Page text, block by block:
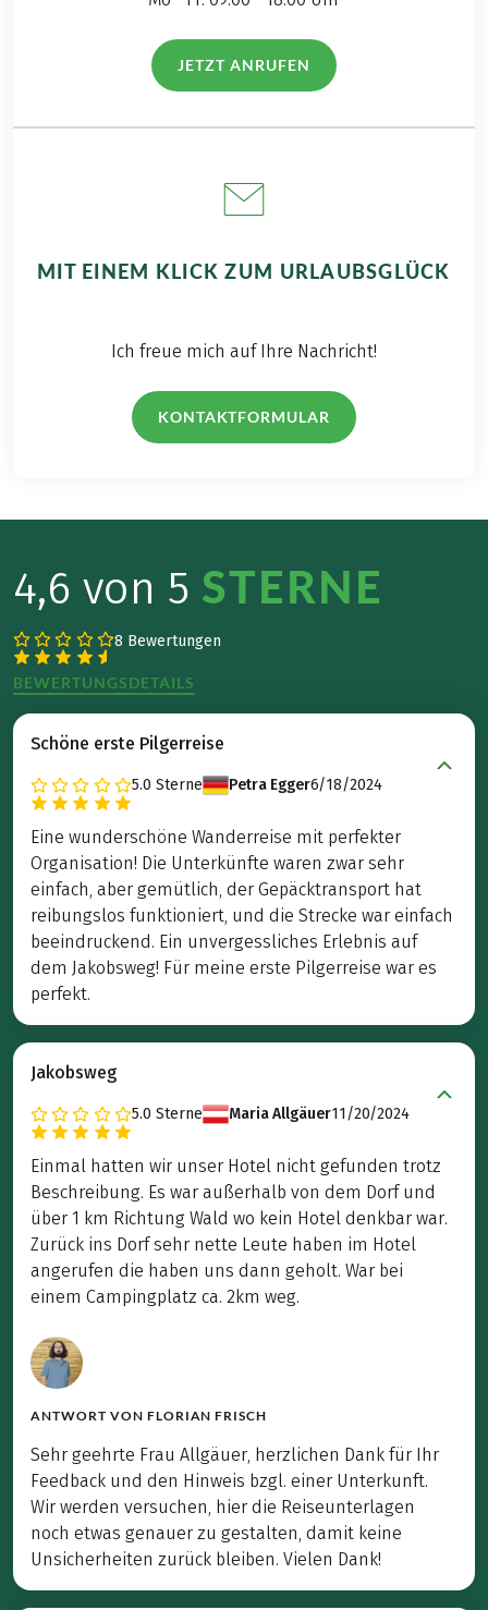
JETZT ANRUFEN(LINK ÖFFNET IN NEUEM TAB)
MIT EINEM KLICK ZUM URLAUBSGLÜCK
Ich freue mich auf Ihre Nachricht!
KONTAKTFORMULAR
4,6 von 5 STERNE
8 Bewertungen
BEWERTUNGSDETAILS
Schöne erste Pilgerreise
5.0 Sterne Petra Egger6/18/2024
Eine wunderschöne Wanderreise mit perfekter
Organisation! Die Unterkünfte waren zwar sehr
einfach, aber gemütlich, der Gepäcktransport hat
reibungslos funktioniert, und die Strecke war einfach
beeindruckend. Ein unvergessliches Erlebnis auf
dem Jakobsweg! Für meine erste Pilgerreise war es
perfekt.
Jakobsweg
5.0 Sterne Maria Allgäuer11/20/2024
Einmal hatten wir unser Hotel nicht gefunden trotz
Beschreibung. Es war außerhalb von dem Dorf und
über 1 km Richtung Wald wo kein Hotel denkbar war.
Zurück ins Dorf sehr nette Leute haben im Hotel
angerufen die haben uns dann geholt. War bei
einem Campingplatz ca. 2km weg.
ANTWORT VON FLORIAN FRISCH
Sehr geehrte Frau Allgäuer, herzlichen Dank für Ihr
Feedback und den Hinweis bzgl. einer Unterkunft.
Wir werden versuchen, hier die Reiseunterlagen
noch etwas genauer zu gestalten, damit keine
Unsicherheiten zurück bleiben. Vielen Dank!